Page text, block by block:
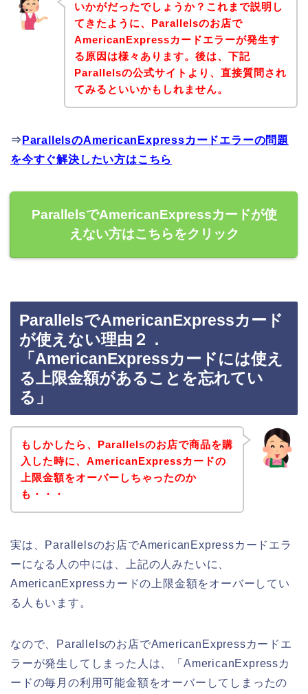
いかがだったでしょうか？これまで説明し
てきたように、Parallelsのお店で
AmericanExpressカードエラーが発生す
る原因は様々あります。後は、下記
Parallelsの公式サイトより、直接質問され
てみるといいかもしれません。
⇒ ParallelsのAmericanExpressカードエラーの問題
を今すぐ解決したい方はこちら
ParallelsでAmericanExpressカードが使
えない方はこちらをクリック
ParallelsでAmericanExpressカード
が使えない理由２．
「AmericanExpressカードには使え
る上限金額があることを忘れてい
る」
もしかしたら、Parallelsのお店で商品を購
入した時に、AmericanExpressカードの
上限金額をオーバーしちゃったのか
も・・・
実は、Parallelsのお店でAmericanExpressカードエラ
ーになる人の中には、上記の人みたいに、
AmericanExpressカードの上限金額をオーバーしてい
る人もいます。
なので、Parallelsのお店でAmericanExpressカードエ
ラーが発生してしまった人は、「AmericanExpressカ
ードの毎月の利用可能金額をオーバーしてしまったの